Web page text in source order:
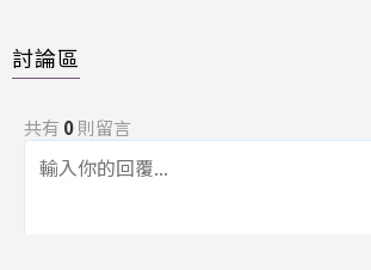
討論區
共有 0則留言